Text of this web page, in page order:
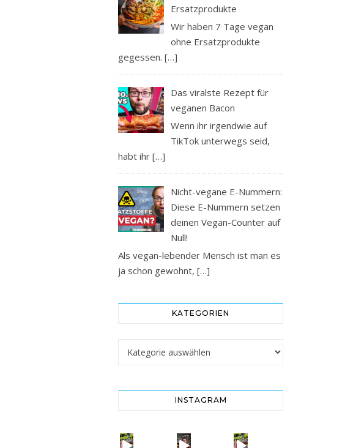
Ersatzprodukte
Wir haben 7 Tage vegan
ohne Ersatzprodukte
gegessen. […]
Das viralste Rezept für
veganen Bacon
Wenn ihr irgendwie auf
TikTok unterwegs seid,
habt ihr […]
Nicht-vegane E-Nummern:
Diese E-Nummern setzen
deinen Vegan-Counter auf
Null!
Als vegan-lebender Mensch ist man es
ja schon gewohnt, […]
KATEGORIEN
INSTAGRAM
Vorsicht! Eine Dell SCHOCK-STUDIE: Mehr Mikroplastik in Glasflaschen Vorsicht! Eine Dell